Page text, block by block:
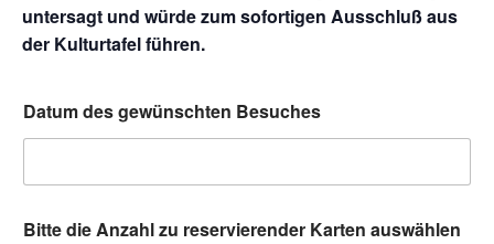
untersagt und würde zum sofortigen Ausschluß aus
der Kulturtafel führen.
Datum des gewünschten Besuches
Bitte die Anzahl zu reservierender Karten auswählen